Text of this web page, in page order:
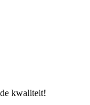
kwaliteit!